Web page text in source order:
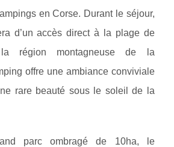
en Corse. Durant le séjour,
d’un accès direct à la plage de
région montagneuse de la
offre une ambiance conviviale
rare beauté sous le soleil de la
parc ombragé de 10ha, le